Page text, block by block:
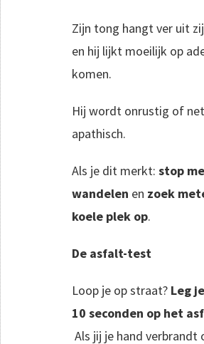
Zijn tong hangt ver uit
en hij lijkt moeilijk op
komen.
Hij wordt onrustig of net
apathisch.
Als je dit merkt: stop
wandelen en zoek
koele plek op.
De asfalt-test
Loop je op straat? Leg
10 seconden op het
Als jij je hand verbrandt